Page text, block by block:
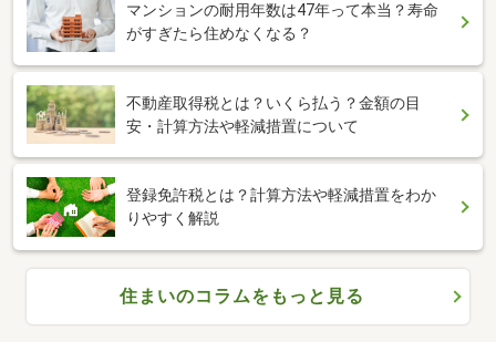
マンションの耐用年数は47年って本当？寿命
がすぎたら住めなくなる？
不動産取得税とは？いくら払う？金額の目
安・計算方法や軽減措置について
登録免許税とは？計算方法や軽減措置をわか
りやすく解説
住まいのコラムをもっと見る